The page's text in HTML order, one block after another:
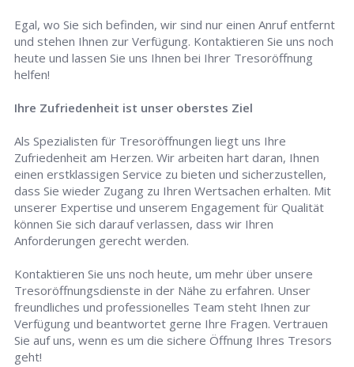
Egal, wo Sie sich befinden, wir sind nur einen Anruf entfernt
und stehen Ihnen zur Verfügung. Kontaktieren Sie uns noch
heute und lassen Sie uns Ihnen bei Ihrer Tresoröffnung
helfen!
Ihre Zufriedenheit ist unser oberstes Ziel
Als Spezialisten für Tresoröffnungen liegt uns Ihre
Zufriedenheit am Herzen. Wir arbeiten hart daran, Ihnen
einen erstklassigen Service zu bieten und sicherzustellen,
dass Sie wieder Zugang zu Ihren Wertsachen erhalten. Mit
unserer Expertise und unserem Engagement für Qualität
können Sie sich darauf verlassen, dass wir Ihren
Anforderungen gerecht werden.
Kontaktieren Sie uns noch heute, um mehr über unsere
Tresoröffnungsdienste in der Nähe zu erfahren. Unser
freundliches und professionelles Team steht Ihnen zur
Verfügung und beantwortet gerne Ihre Fragen. Vertrauen
Sie auf uns, wenn es um die sichere Öffnung Ihres Tresors
geht!